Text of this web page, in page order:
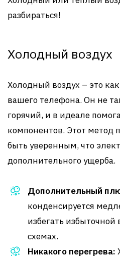
разбираться!
Холодный воздух
Холодный воздух – это
вашего телефона. Он не
горячий, и в идеале
компонентов. Этот метод
быть уверенным, что
дополнительного ущерба.
Дополнительный
конденсируется
избегать
схемах.
Никакого перегрева: